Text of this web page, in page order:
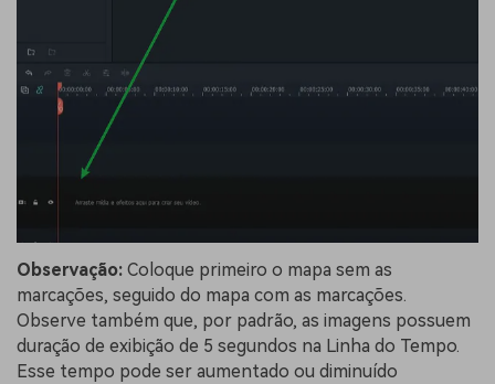
Observação: Coloque primeiro o mapa sem as
marcações, seguido do mapa com as marcações.
Observe também que, por padrão, as imagens possuem
duração de exibição de 5 segundos na Linha do Tempo.
Esse tempo pode ser aumentado ou diminuído